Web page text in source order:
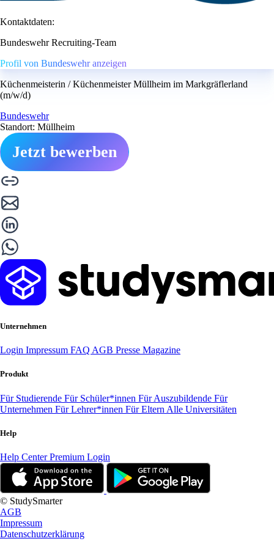
Kontaktdaten:
Bundeswehr Recruiting-Team
Profil von Bundeswehr anzeigen
Küchenmeisterin / Küchenmeister Müllheim im Markgräflerland
(m/w/d)
Bundeswehr
Standort: Müllheim
Jetzt bewerben
Unternehmen
Login Impressum FAQ AGB Presse Magazine
Produkt
Für Studierende Für Schüler*innen Für Auszubildende Für
Unternehmen Für Lehrer*innen Für Eltern Alle Universitäten
Help
Help CenterPremium Login
© StudySmarter
AGB
Impressum
Datenschutzerklärung